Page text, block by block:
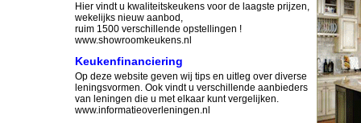
Hier vindt u kwaliteitskeukens voor de laagste prijzen,
wekelijks nieuw aanbod,
ruim 1500 verschillende opstellingen !
www.showroomkeukens.nl
Keukenfinanciering
Op deze website geven wij tips en uitleg over diverse
leningsvormen. Ook vindt u verschillende aanbieders
van leningen die u met elkaar kunt vergelijken.
www.informatieoverleningen.nl